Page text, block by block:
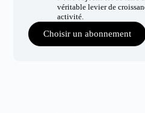
véritable levier de
activité.
Choisir un abonnement